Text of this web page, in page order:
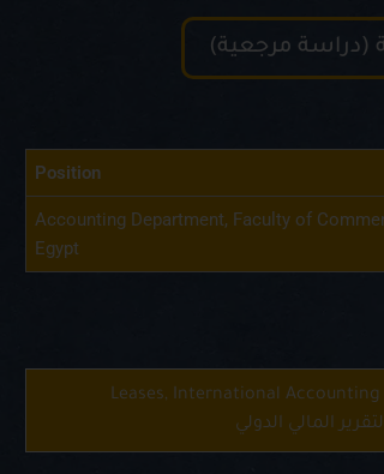
(دراسة مرجعية)
Position
Accounting Department, Faculty of
Egypt
Leases, International